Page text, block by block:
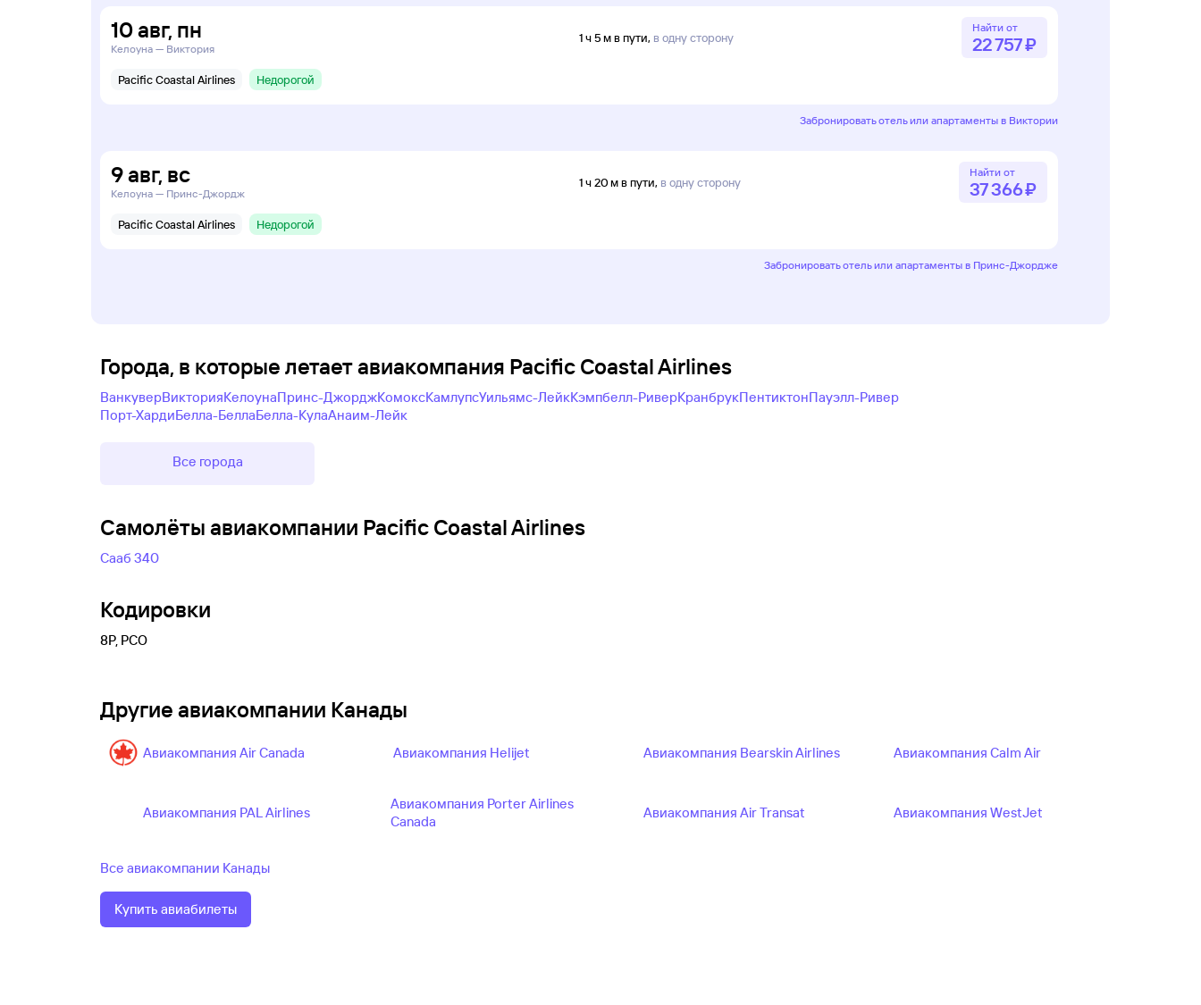
10авг, пн
Келоуна — Виктория
1 ч 5 м в пути, в одну сторону
Pacific Coastal Airlines Недорогой
Найти от
22 ⁠757 ⁠₽
Забронировать отель или апартаменты в Виктории
9авг, вс
Келоуна — Принс-Джордж
1 ч 20 м в пути, в одну сторону
Pacific Coastal Airlines Недорогой
Найти от
37 ⁠366 ⁠₽
Забронировать отель или апартаменты в Принс-Джордже
Города, в которые летает авиакомпания Pacific Coastal Airlines
ВанкуверВикторияКелоунаПринс-ДжорджКомоксКамлупсУильямс-ЛейкКэмпбелл-РиверКранбрукПентиктонПауэлл-Ривер
Порт-ХардиБелла-БеллаБелла-КулаАнаим-Лейк
Все города
Самолëты авиакомпании Pacific Coastal Airlines
Сааб 340
Кодировки
8P, PCO
Другие авиакомпании Канады
Авиакомпания Air Canada Авиакомпания Helijet Авиакомпания Bearskin Airlines Авиакомпания Calm Air
Авиакомпания PAL Airlines
Авиакомпания Porter Airlines
Canada
Авиакомпания Air Transat Авиакомпания WestJet
Все авиакомпании Канады
Купить авиабилеты